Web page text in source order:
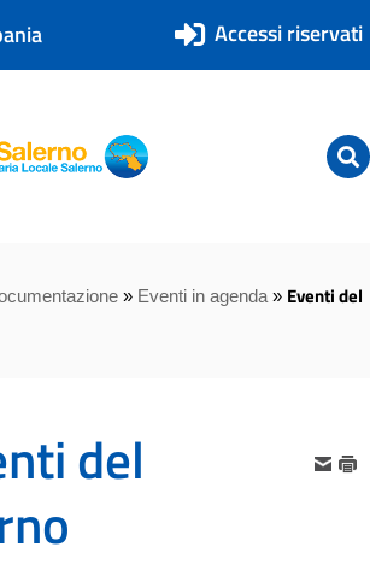
Accessi riservati
ASL Salerno
ASL Salerno
» Eventi in agenda» Eventi del
del